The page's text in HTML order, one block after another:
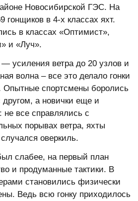
Новосибирской ГЭС. На
гонщиков в 4-х классах яхт.
в классах «Оптимист»,
и «Луч».
усиления ветра до 20 узлов и
волна – все это делало гонки
Опытные спортсмены боролись
другом, а новички еще и
не все справлялись с
порывах ветра, яхты
оверкиль.
слабее, на первый план
и продуманные тактики. В
становились физически
Ведь всю гонку приходилось